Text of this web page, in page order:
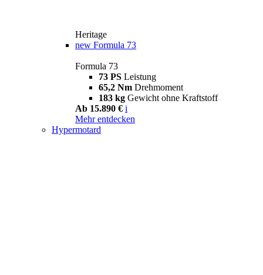
Heritage
new Formula 73
Formula 73
73 PS Leistung
65,2 Nm Drehmoment
183 kg Gewicht ohne Kraftstoff
Ab 15.890 € i
Mehr entdecken
Hypermotard